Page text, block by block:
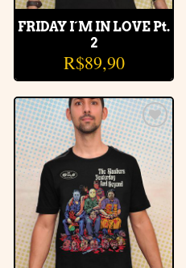
FRIDAY I´M IN LOVE Pt.
2
R$89,90
Adicionar
à lista de
desejos